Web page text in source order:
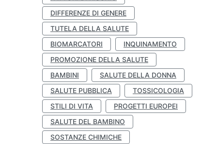
DIFFERENZE DI GENERE
TUTELA DELLA SALUTE
BIOMARCATORI
INQUINAMENTO
PROMOZIONE DELLA SALUTE
BAMBINI
SALUTE DELLA DONNA
SALUTE PUBBLICA
TOSSICOLOGIA
STILI DI VITA
PROGETTI EUROPEI
SALUTE DEL BAMBINO
SOSTANZE CHIMICHE